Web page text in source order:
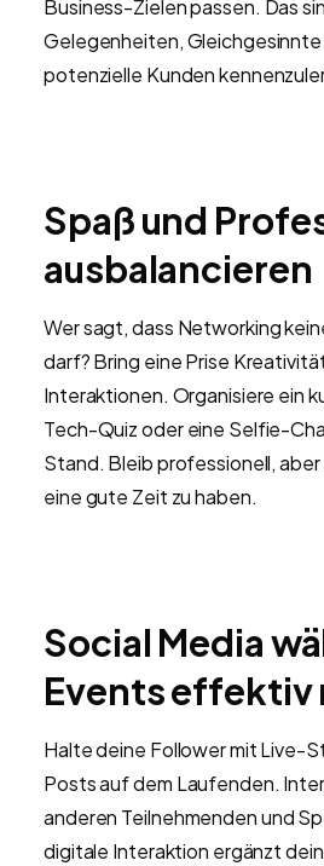
Business-Zielen passen. Das
Gelegenheiten, Gleichgesinnte
potenzielle Kunden
Spaß und
ausbalancieren
Wer sagt, dass Networking
darf? Bring eine Prise
Interaktionen. Organisiere ein
Tech-Quiz oder eine Selfie-
Stand. Bleib professionell,
eine gute Zeit zu haben.
Social Media
Events effektiv
Halte deine Follower mit Live-
Posts auf dem Laufenden.
anderen Teilnehmenden und
digitale Interaktion ergänzt